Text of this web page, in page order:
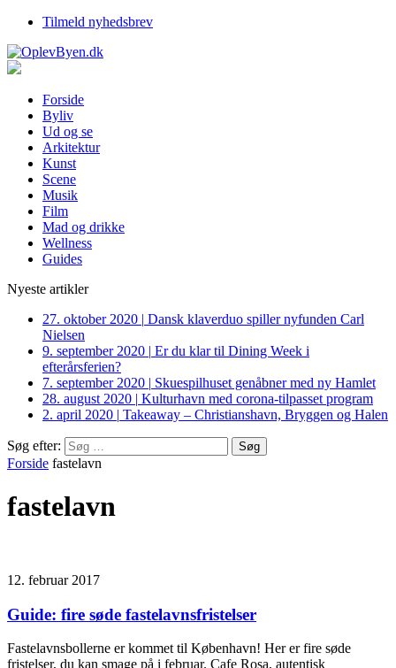
Tilmeld nyhedsbrev
Forside
Byliv
Ud og se
Arkitektur
Kunst
Scene
Musik
Film
Mad og drikke
Wellness
Guides
Nyeste artikler
27. oktober 2020 | Dansk klaverduo spiller nyfunden Carl
Nielsen
9. september 2020 | Er du klar til Dining Week i
efterårsferien?
7. september 2020 | Skuespilhuset genåbner med ny Hamlet
28. august 2020 | Kulturhavn med corona-tilpasset program
2. april 2020 | Takeaway – Christianshavn, Bryggen og Halen
Søg efter:
Forside fastelavn
fastelavn
12. februar 2017
Guide: fire søde fastelavnsfristelser
Fastelavnsbollerne er kommet til København! Her er fire søde
fristelser, du kan smage på i februar. Cafe Rosa, autentisk